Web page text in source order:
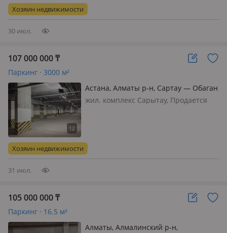
000 ₸ Прямая продажа от
собственника Готовы рассмотреть
Хозяин недвижимости
30 июл.
107 000 000₸
Паркинг · 3000 м²
Астана, Алматы р-н, Сартау — Обаган
жил. комплекс Сарытау, Продается
Отличная локация, удобный заезд и
выезд. * Дополнительн…
Хозяин недвижимости
31 июл.
105 000 000₸
Паркинг · 16.5 м²
Алматы, Алмалинский р-н,